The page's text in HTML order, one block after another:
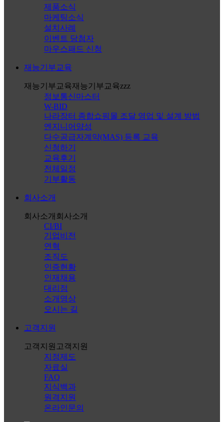
제품소식
마케팅소식
설치사례
이벤트 당첨자
마우스패드 신청
재능기부교육
재능기부교육재능기부교육zzz
정보통신마스터
W-BID
나라장터 종합쇼핑몰 조달 영업 및 설계 방법
엔지니어양성
다수공급자계약(MAS) 등록 교육
신청하기
교육후기
전체일정
기부활동
회사소개
회사소개 회사소개
CI/BI
기업비전
연혁
조직도
인증현황
인재채용
대리점
소개영상
오시는 길
고객지원
고객지원 고객지원
지정제도
자료실
FAQ
지식백과
원격지원
온라인문의